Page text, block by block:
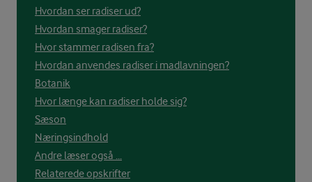
Hvordan ser radiser ud?
Hvordan smager radiser?
Hvor stammer radisen fra?
Hvordan anvendes radiser i madlavningen?
Botanik
Hvor længe kan radiser holde sig?
Sæson
Næringsindhold
Andre læser også ...
Relaterede opskrifter